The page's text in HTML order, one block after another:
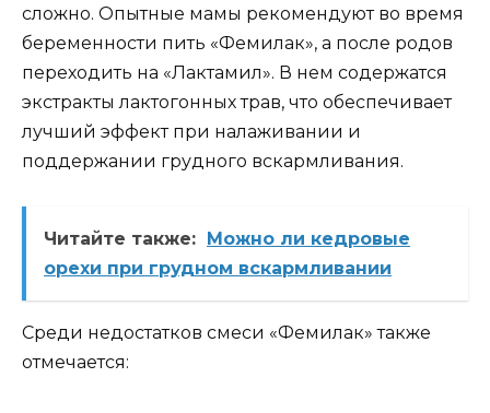
сложно. Опытные мамы рекомендуют во время
беременности пить «Фемилак», а после родов
переходить на «Лактамил». В нем содержатся
экстракты лактогонных трав, что обеспечивает
лучший эффект при налаживании и
поддержании грудного вскармливания.
Читайте также: Можно ли кедровые
орехи при грудном вскармливании
Среди недостатков смеси «Фемилак» также
отмечается: